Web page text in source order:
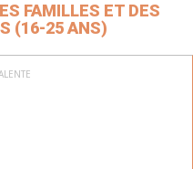
FAMILLES ET DES
(16-25 ANS)